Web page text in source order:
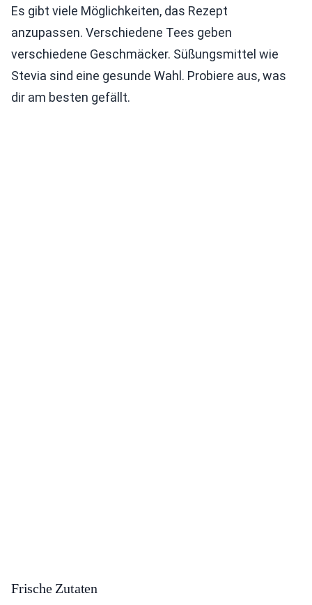
Es gibt viele Möglichkeiten, das Rezept
anzupassen. Verschiedene Tees geben
verschiedene Geschmäcker. Süßungsmittel wie
Stevia sind eine gesunde Wahl. Probiere aus, was
dir am besten gefällt.
Frische Zutaten